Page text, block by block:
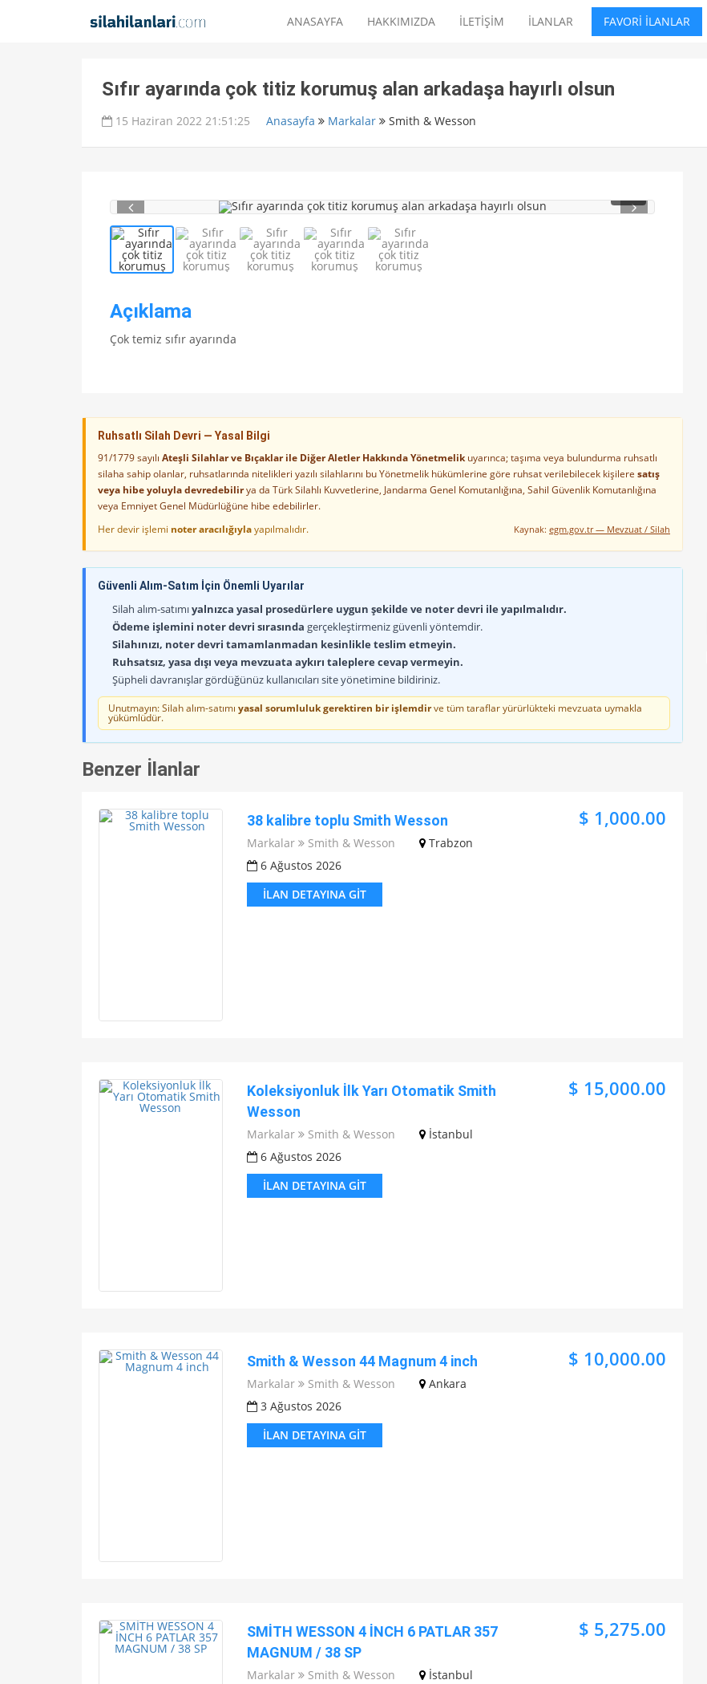
ANASAYFA HAKKIMIZDA İLETİŞİM İLANLAR FAVORİ İLANLAR
Sıfır ayarında çok titiz korumuş alan arkadaşa hayırlı olsun
15 Haziran 2022 21:51:25 Anasayfa Markalar Smith & Wesson
1/ 5
Açıklama
Çok temiz sıfır ayarında
Ruhsatlı Silah Devri — Yasal Bilgi
91/1779 sayılı Ateşli Silahlar ve Bıçaklar ile Diğer Aletler Hakkında Yönetmelikuyarınca; taşıma veya bulundurma ruhsatlı
silaha sahip olanlar, ruhsatlarında nitelikleri yazılı silahlarını bu Yönetmelik hükümlerine göre ruhsat verilebilecek kişilere satış
veya hibe yoluyla devredebilirya da Türk Silahlı Kuvvetlerine, Jandarma Genel Komutanlığına, Sahil Güvenlik Komutanlığına
veya Emniyet Genel Müdürlüğüne hibe edebilirler.
Her devir işlemi noter aracılığıylayapılmalıdır. Kaynak: egm.gov.tr — Mevzuat / Silah
Güvenli Alım-Satım İçin Önemli Uyarılar
Silah alım-satımıyalnızca yasal prosedürlere uygun şekilde ve noter devri ile yapılmalıdır.
Ödeme işlemini noter devri sırasında gerçekleştirmeniz güvenli yöntemdir.
Silahınızı, noter devri tamamlanmadan kesinlikle teslim etmeyin.
Ruhsatsız, yasa dışı veya mevzuata aykırı taleplere cevap vermeyin.
Şüpheli davranışlar gördüğünüz kullanıcıları site yönetimine bildiriniz.
Unutmayın: Silah alım-satımı yasal sorumluluk gerektiren bir işlemdirve tüm taraflar yürürlükteki mevzuata uymakla
yükümlüdür.
Benzer İlanlar
38 kalibre toplu Smith Wesson
Markalar Smith & Wesson
Trabzon
6 Ağustos 2026
İLAN DETAYINA GIT
$ 1,000.00
Koleksiyonluk İlk Yarı Otomatik Smith
Wesson
Markalar Smith & Wesson
İstanbul
6 Ağustos 2026
İLAN DETAYINA GIT
$ 15,000.00
Smith & Wesson 44 Magnum 4 inch
Markalar Smith & Wesson
Ankara
3 Ağustos 2026
İLAN DETAYINA GIT
$ 10,000.00
SMİTH WESSON 4 İNCH 6 PATLAR 357
MAGNUM / 38 SP
Markalar Smith & Wesson
İstanbul
$ 5,275.00